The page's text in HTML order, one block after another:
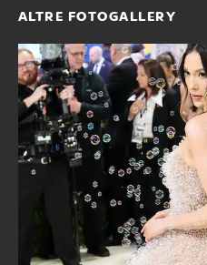
ALTRE FOTOGALLERY